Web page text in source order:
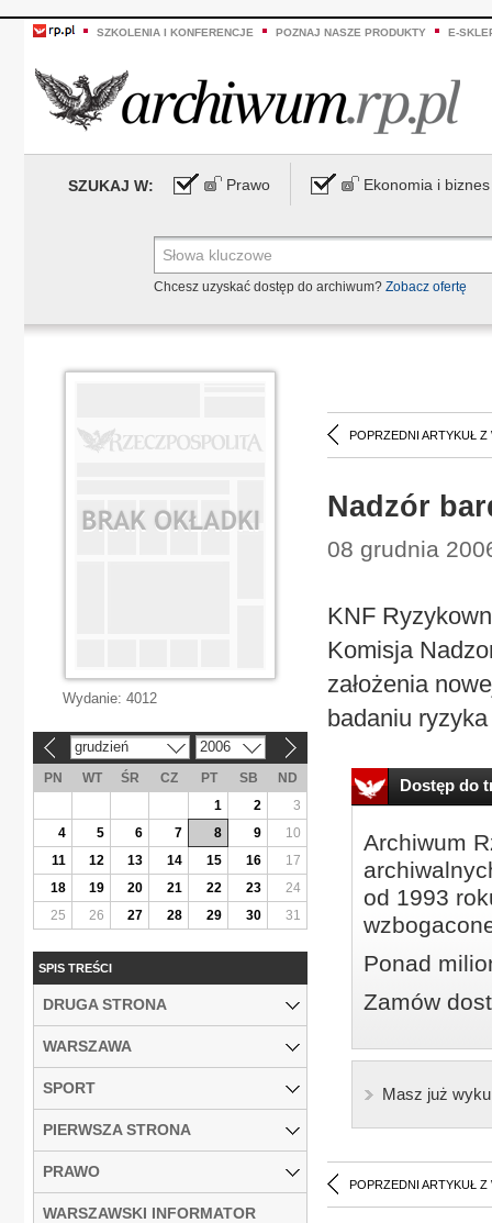
SZKOLENIA I KONFERENCJE POZNAJ NASZE PRODUKTY E-
SZUKAJ W: Prawo Ekonomia i biznes
Chcesz uzyskać dostęp do archiwum? Zobacz ofertę
POPRZEDNI ARTYKUŁ Z
Nadzór
08 grudnia
KNF
Komisja
założenia
badaniu
Dostęp do
Archiwum
od 1993
Ponad
Zamów
Masz już
POPRZEDNI ARTYKUŁ Z
Wydanie: 4012
grudzień 2006
PN WT ŚR CZ PT SB
ND
1
2
3
4
5 6 7 8 9
10
11
12 13 14 15 16
17
18
19 20 21 22 23
24
25
26 27 28 29 30 31
SPIS TREŚCI
DRUGA STRONA
WARSZAWA
SPORT
PIERWSZA STRONA
PRAWO
WARSZAWSKI INFORMATOR